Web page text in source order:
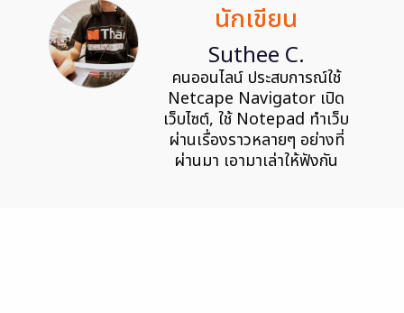
นักเขียน
Suthee C.
คนออนไลน์ ประสบการณ์ใช้
Netcape Navigator เปิด
เว็บไซต์, ใช้ Notepad ทำเว็บ
ผ่านเรื่องราวหลายๆ อย่างที่
ผ่านมา เอามาเล่าให้ฟังกัน